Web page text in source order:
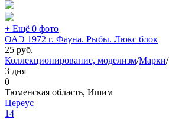
+ Ещё 0 фото
ОАЭ 1972 г. Фауна. Рыбы. Люкс блок
25 руб.
Коллекционирование, моделизм/Марки/
3 дня
0
Тюменская область, Ишим
Цереус
14